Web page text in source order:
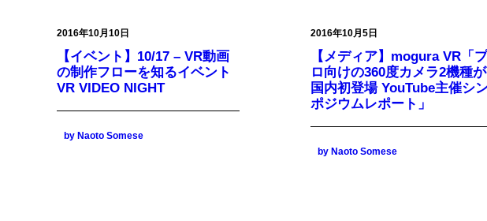
2016年10月10日
【イベント】10/17 – VR動画
の制作フローを知るイベント
VR VIDEO NIGHT
by Naoto Somese
2016年10月5日
【メディア】mogura VR「プ
ロ向けの360度カメラ2機種が
国内初登場 YouTube主催シ
ポジウムレポート」
by Naoto Somese